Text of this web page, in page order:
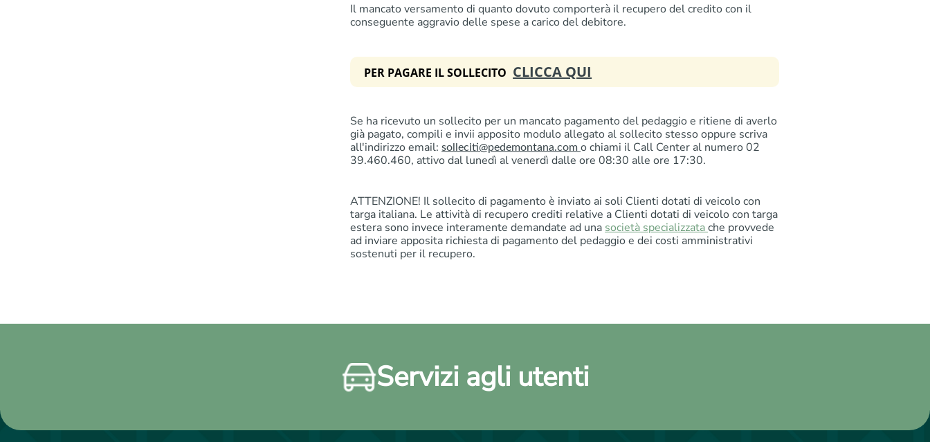
Il mancato versamento di quanto dovuto comporterà il recupero del credito con il
conseguente aggravio delle spese a carico del debitore.
PER PAGARE IL SOLLECITO CLICCA QUI
Se ha ricevuto un sollecito per un mancato pagamento del pedaggio e ritiene di averlo
già pagato, compili e invii apposito modulo allegato al sollecito stesso oppure scriva
all'indirizzo email:solleciti@pedemontana.como chiami il Call Center al numero 02
39.460.460, attivo dal lunedì al venerdì dalle ore 08:30 alle ore 17:30.
ATTENZIONE! Il sollecito di pagamento è inviato ai soli Clienti dotati di veicolo con
targa italiana. Le attività di recupero crediti relative a Clienti dotati di veicolo con targa
estera sono invece interamente demandate ad una società specializzatache provvede
ad inviare apposita richiesta di pagamento del pedaggio e dei costi amministrativi
sostenuti per il recupero.
Servizi agli utenti